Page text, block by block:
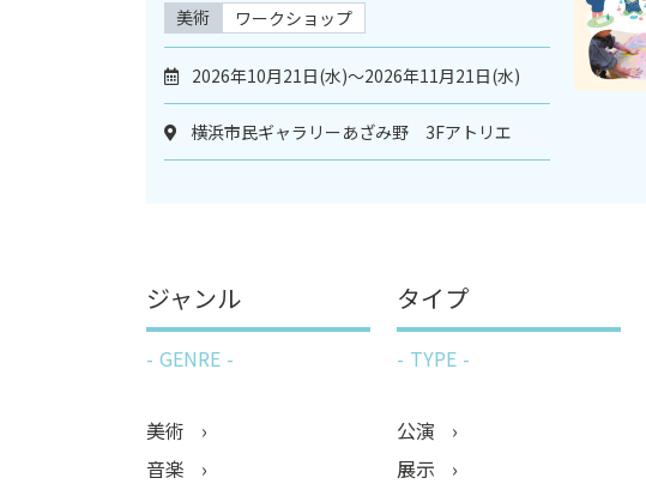
美術 ワークショップ
2026年10月21日(水)～2026年11月21日(水)
横浜市民ギャラリーあざみ野 3Fアトリエ
ジャンル
GENRE
美術
音楽
タイプ
TYPE
公演
展示